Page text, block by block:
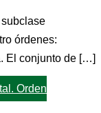
órdenes:
El conjunto de […]
Orden